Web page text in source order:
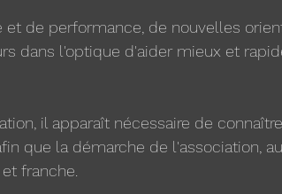
de performance, de nouvelles
dans l'optique d'aider mieux et
il apparaît nécessaire de
que la démarche de l'association,
franche.